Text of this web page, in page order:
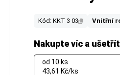
Kód: KKT 3 03 Vnitřní
Nakupte víc a
od 10 ks
43,61 Kč/ks